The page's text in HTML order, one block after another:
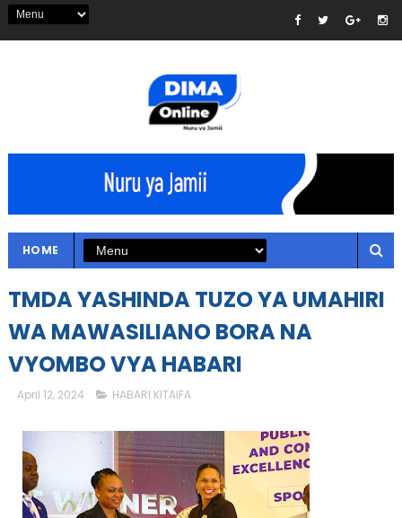
HOME
TMDA YASHINDA TUZO YA UMAHIRI
WA MAWASILIANO BORA NA
VYOMBO VYA HABARI
April 12, 2024 HABARI KITAIFA